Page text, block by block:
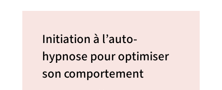
Initiation à l’auto-
hypnose pour optimiser
son comportement